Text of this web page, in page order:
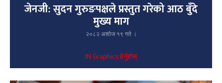
जेनजी: सुदन गुरुङपक्षले प्रस्तुत गरेको आठ बुँदे
मुख्य माग
२०८२ अशोज १९ गते ।
IN Graphics हेर्नुहोस्